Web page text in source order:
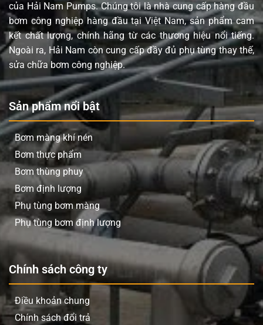
của Hải Nam Pumps. Chúng tôi là nhà cung cấp hàng đầu
bơm công nghiệp hàng đầu tại Việt Nam, sản phẩm cam
kết chất lượng, chính hãng từ các thương hiệu nổi tiếng.
Ngoài ra, Hải Nam còn cung cấp đầy đủ phụ tùng thay thế,
sửa chữa bơm công nghiệp.
Sản phẩm nổi bật
Bơm màng khí nén
Bơm thực phẩm
Bơm thùng phuy
Bơm định lượng
Phụ tùng bơm màng
Phụ tùng bơm định lượng
Chính sách công ty
Điều khoản chung
Chính sách đổi trả